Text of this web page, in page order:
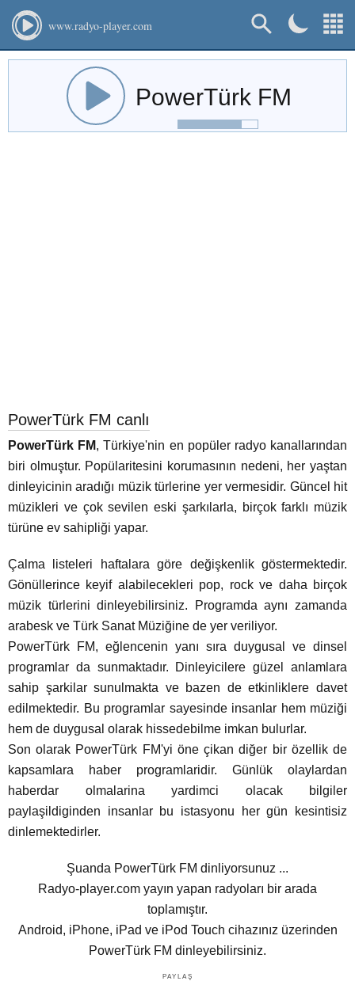
www.radyo-player.com
PowerTürk FM
PowerTürk FM canlı
PowerTürk FM, Türkiye'nin en popüler radyo kanallarından
biri olmuştur. Popülaritesini korumasının nedeni, her yaştan
dinleyicinin aradığı müzik türlerine yer vermesidir. Güncel hit
müzikleri ve çok sevilen eski şarkılarla, birçok farklı müzik
türüne ev sahipliği yapar.
Çalma listeleri haftalara göre değişkenlik göstermektedir.
Gönüllerince keyif alabilecekleri pop, rock ve daha birçok
müzik türlerini dinleyebilirsiniz. Programda aynı zamanda
arabesk ve Türk Sanat Müziğine de yer veriliyor.
PowerTürk FM, eğlencenin yanı sıra duygusal ve dinsel
programlar da sunmaktadır. Dinleyicilere güzel anlamlara
sahip şarkilar sunulmakta ve bazen de etkinliklere davet
edilmektedir. Bu programlar sayesinde insanlar hem müziği
hem de duygusal olarak hissedebilme imkan bulurlar.
Son olarak PowerTürk FM'yi öne çikan diğer bir özellik de
kapsamlara haber programlaridir. Günlük olaylardan
haberdar olmalarina yardimci olacak bilgiler
paylaşildiginden insanlar bu istasyonu her gün kesintisiz
dinlemektedirler.
Şuanda PowerTürk FM dinliyorsunuz ...
Radyo-player.com yayın yapan radyoları bir arada
toplamıştır.
Android, iPhone, iPad ve iPod Touch cihazınız üzerinden
PowerTürk FM dinleyebilirsiniz.
PAYLAŞ